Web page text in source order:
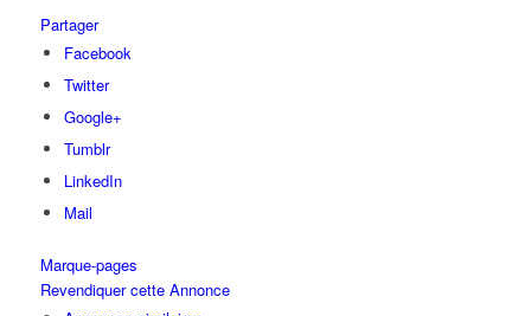
Partager
Facebook
Twitter
Google+
Tumblr
LinkedIn
Mail
Marque-pages
Revendiquer cette Annonce